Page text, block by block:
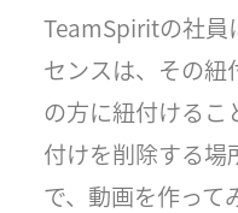
TeamSpiritの社員
センスは、その紐
の方に紐付けるこ
付けを削除する場
で、動画を作って